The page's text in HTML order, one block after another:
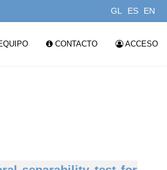
GL ES EN
CONTACTO ACCESO